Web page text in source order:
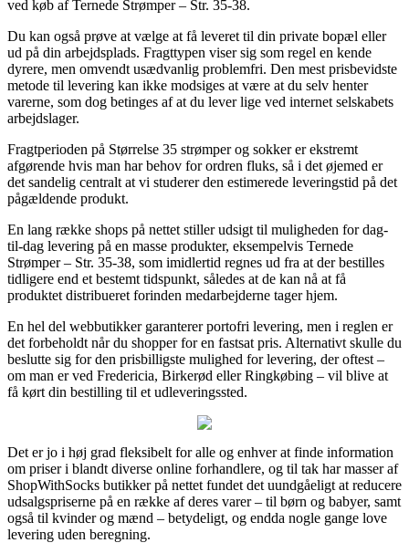
ved køb af Ternede Strømper – Str. 35-38.
Du kan også prøve at vælge at få leveret til din private bopæl eller
ud på din arbejdsplads. Fragttypen viser sig som regel en kende
dyrere, men omvendt usædvanlig problemfri. Den mest prisbevidste
metode til levering kan ikke modsiges at være at du selv henter
varerne, som dog betinges af at du lever lige ved internet selskabets
arbejdslager.
Fragtperioden på Størrelse 35 strømper og sokker er ekstremt
afgørende hvis man har behov for ordren fluks, så i det øjemed er
det sandelig centralt at vi studerer den estimerede leveringstid på det
pågældende produkt.
En lang række shops på nettet stiller udsigt til muligheden for dag-
til-dag levering på en masse produkter, eksempelvis Ternede
Strømper – Str. 35-38, som imidlertid regnes ud fra at der bestilles
tidligere end et bestemt tidspunkt, således at de kan nå at få
produktet distribueret forinden medarbejderne tager hjem.
En hel del webbutikker garanterer portofri levering, men i reglen er
det forbeholdt når du shopper for en fastsat pris. Alternativt skulle du
beslutte sig for den prisbilligste mulighed for levering, der oftest –
om man er ved Fredericia, Birkerød eller Ringkøbing – vil blive at
få kørt din bestilling til et udleveringssted.
Det er jo i høj grad fleksibelt for alle og enhver at finde information
om priser i blandt diverse online forhandlere, og til tak har masser af
ShopWithSocks butikker på nettet fundet det uundgåeligt at reducere
udsalgspriserne på en række af deres varer – til børn og babyer, samt
også til kvinder og mænd – betydeligt, og endda nogle gange love
levering uden beregning.